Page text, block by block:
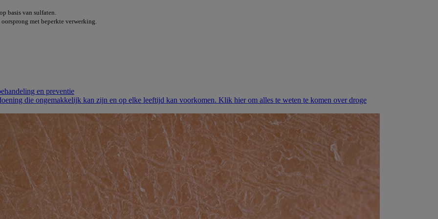
basis van sulfaten.
met beperkte verwerking.
en preventie
die ongemakkelijk kan zijn en op elke leeftijd kan voorkomen. Klik hier om alles te weten te komen over droge